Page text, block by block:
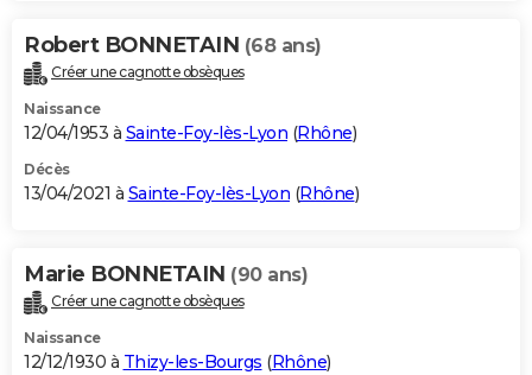
Robert BONNETAIN (68 ans)
Créer une cagnotte obsèques
Naissance
12/04/1953 à Sainte-Foy-lès-Lyon (Rhône)
Décès
13/04/2021 à Sainte-Foy-lès-Lyon (Rhône)
Marie BONNETAIN (90 ans)
Créer une cagnotte obsèques
Naissance
12/12/1930 à Thizy-les-Bourgs (Rhône)